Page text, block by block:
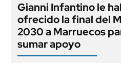
Gianni Infantino le
ofrecido la final del
2030 a Marruecos
sumar apoyo